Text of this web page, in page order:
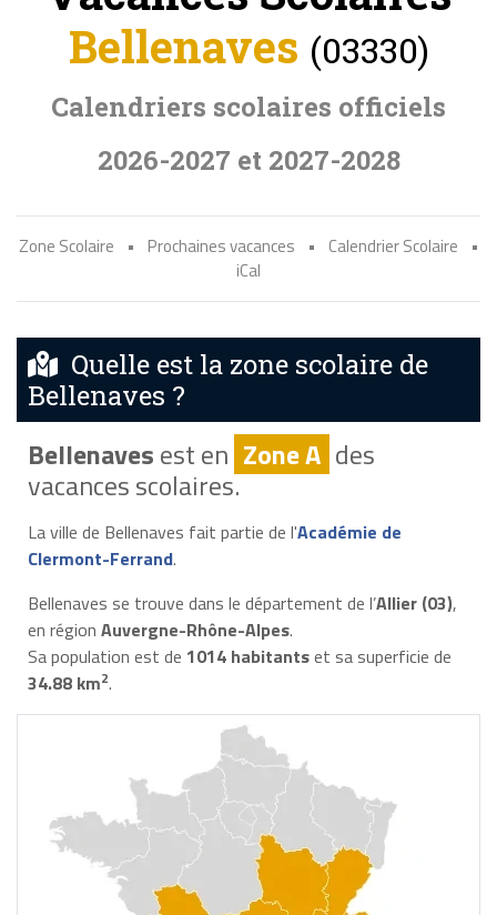
Bellenaves (03330)
Calendriers scolaires officiels
2026-2027 et 2027-2028
Zone Scolaire • Prochaines vacances • Calendrier Scolaire
•
iCal
Quelle est la zone scolaire de
Bellenaves ?
Bellenavesest en Zone A des
vacances scolaires.
La ville de Bellenaves fait partie de l'Académie de
Clermont-Ferrand.
Bellenaves se trouve dans le département de l’Allier (03),
en région Auvergne-Rhône-Alpes.
Sa population est de 1014 habitantset sa superficie de
34.88 km2.